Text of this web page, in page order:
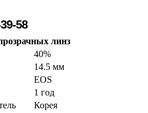
58
линз
40%
14.5 мм
EOS
1 год
Корея